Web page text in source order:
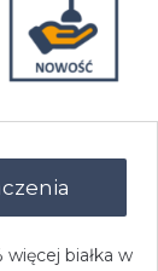
białka w